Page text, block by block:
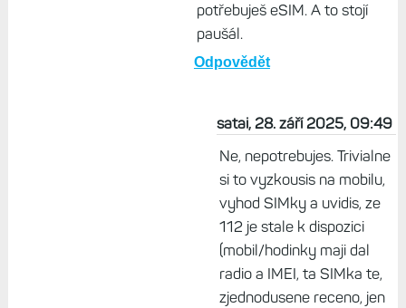
potřebuješ eSIM. A to stojí
paušál.
Odpovědět
satai, 28. září 2025, 09:49
Ne, nepotrebujes. Trivialne
si to vyzkousis na mobilu,
vyhod SIMky a uvidis, ze
112 je stale k dispozici
(mobil/hodinky maji dal
radio a IMEI, ta SIMka te,
zjednodusene receno, jen